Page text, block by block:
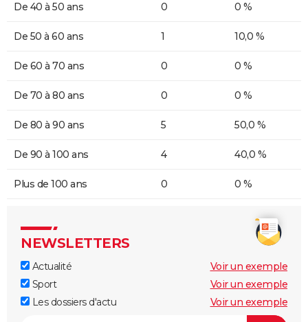
De 40 à 50 ans 0 0 %
De 50 à 60 ans 1 10,0 %
De 60 à 70 ans 0 0 %
De 70 à 80 ans 0 0 %
De 80 à 90 ans 5 50,0 %
De 90 à 100 ans 4 40,0 %
Plus de 100 ans 0 0 %
NEWSLETTERS
Actualité
Voir un exemple
Sport
Voir un exemple
Les dossiers d'actu
Voir un exemple